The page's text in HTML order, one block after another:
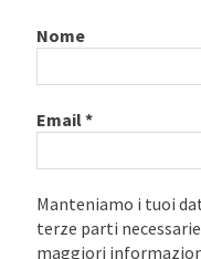
Nome
Email*
Manteniamo i tuoi
terze parti
maggiori